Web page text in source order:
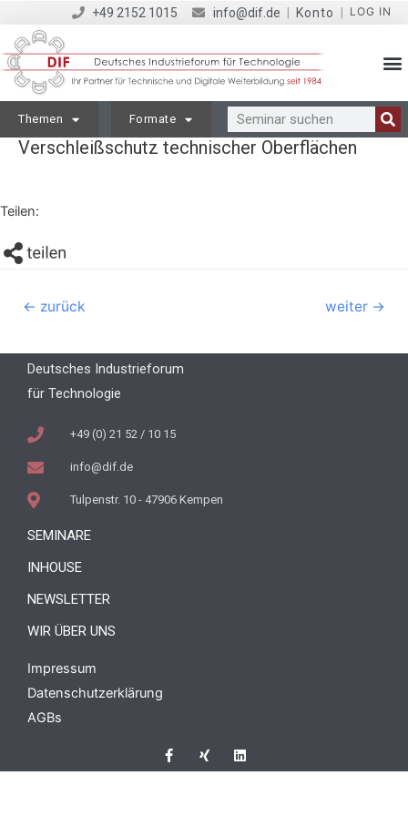
+49 2152 1015 info@dif.de Konto LOG IN
Themen Formate
Verschleißschutz technischer Oberflächen
Teilen:
← zurück weiter →
Deutsches Industrieforum
für Technologie
+49 (0) 21 52 / 10 15
info@dif.de
Tulpenstr. 10 - 47906 Kempen
SEMINARE
INHOUSE
NEWSLETTER
WIR ÜBER UNS
Impressum
Datenschutzerklärung
AGBs